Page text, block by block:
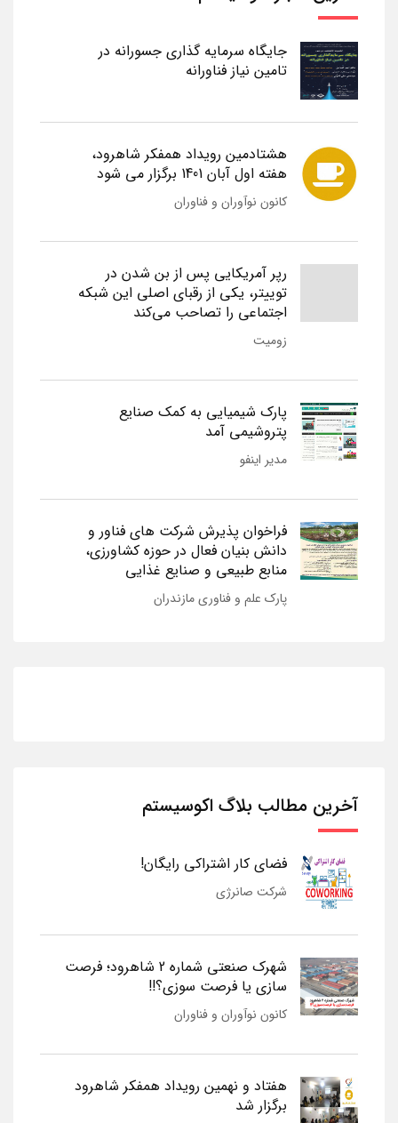
جایگاه سرمایه گذاری جسورانه در
تامین نیاز فناورانه
هشتادمین رویداد همفکر شاهرود،
هفته اول آبان 1401 برگزار می شود
کانون نوآوران و فناوران
رپر آمریکایی پس از بن شدن در
توییتر، یکی از رقبای اصلی این شبکه
اجتماعی را تصاحب می‌کند
زومیت
پارک شیمیایی به کمک صنایع
پتروشیمی آمد
مدیر اینفو
فراخوان پذیرش شرکت های فناور و
دانش بنیان فعال در حوزه کشاورزی،
منابع طبیعی و صنایع غذایی
پارک علم و فناوری مازندران
آخرین مطالب بلاگ اکوسیستم
فضای کار اشتراکی رایگان!
شرکت صانرژی
شهرک صنعتی شماره 2 شاهرود؛ فرصت
سازی یا فرصت سوزی؟!!
کانون نوآوران و فناوران
هفتاد و نهمین رویداد همفکر شاهرود
برگزار شد